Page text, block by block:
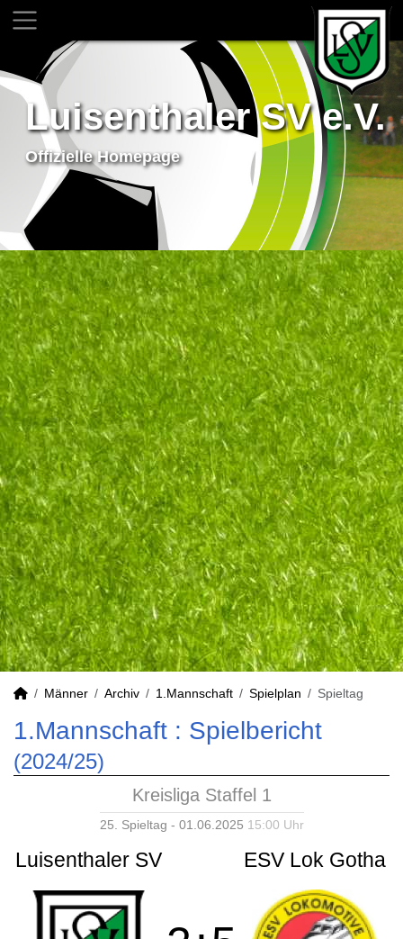
Luisenthaler SV e.V.
Offizielle Homepage
Männer Archiv 1.Mannschaft Spielplan Spieltag
1.Mannschaft : Spielbericht
(2024/25)
Kreisliga Staffel 1
25. Spieltag - 01.06.2025 15:00 Uhr
Luisenthaler SV ESV Lok Gotha